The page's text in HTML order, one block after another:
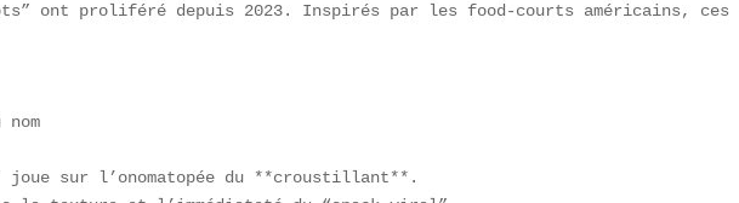
ont proliféré depuis 2023. Inspirés par les food-courts américains,
joue sur l’onomatopée du **croustillant**.